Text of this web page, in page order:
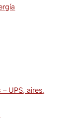
UPS, aires,